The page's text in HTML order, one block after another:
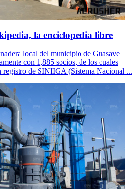
la enciclopedia libre
local del municipio de Guasave
con 1,885 socios, de los cuales
registro de SINIIGA (Sistema Nacional ...